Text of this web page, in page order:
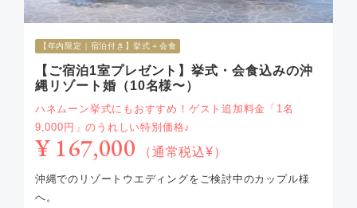
【年内限定｜宿泊付き】挙式＋会食
【ご宿泊1室プレゼント】挙式・会食込みの沖
縄リゾート婚（10名様〜）
ハネムーン挙式にもおすすめ！ゲスト追加料金「1名
9,000円」のうれしい特別価格♪
¥ 167,000 （通常税込¥）
沖縄でのリゾートウエディングをご検討中のカップル様
へ。